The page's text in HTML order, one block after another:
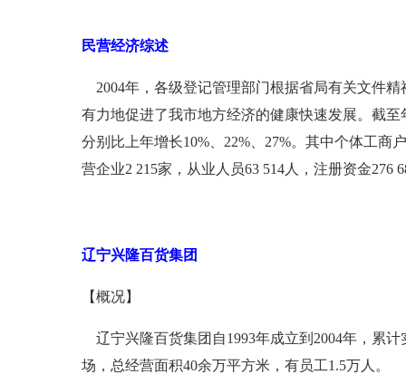
民营经济综述
2004年，各级登记管理部门根据省局有关文件
有力地促进了我市地方经济的健康快速发展。截至
分别比上年增长10%、22%、27%。其中个体工商
营企业2 215家，从业人员63 514人，注册资金276
辽宁兴隆百货集团
【概况】
辽宁兴隆百货集团自1993年成立到2004年，累
场，总经营面积40余万平方米，有员工1.5万人。